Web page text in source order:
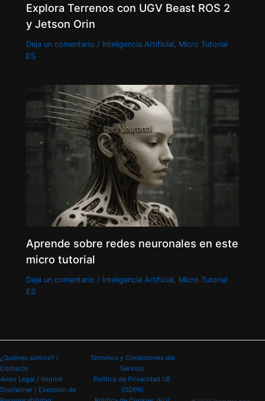
Explora Terrenos con UGV Beast ROS 2
y Jetson Orin
Deja un comentario / Inteligencia Artificial, Micro Tutorial
ES
Aprende sobre redes neuronales en este
micro tutorial
Deja un comentario / Inteligencia Artificial, Micro Tutorial
ES
¿Quiénes somos? /
Contacto
Aviso Legal / Imprint
Disclaimer / Exención de
Términos y Condiciones del
Servicio
Política de Privacidad UE
(GDPR)